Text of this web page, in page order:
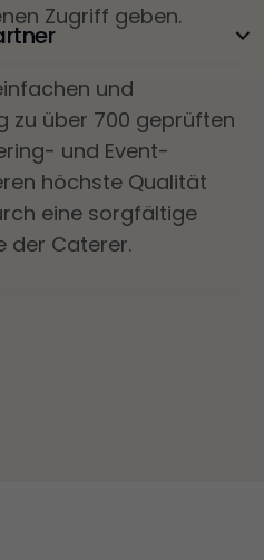
Zugriff geben.
und
zu über 700 geprüften
und Event-
höchste Qualität
eine sorgfältige
der Caterer.